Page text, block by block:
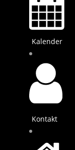
Kalender
Kontakt